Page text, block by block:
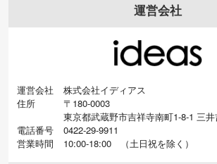
運営会社
運営会社
株式会社イディアス
住所
〒180-0003
東京都武蔵野市吉祥寺南町1-8-1 三
電話番号
0422-29-9911
営業時間
10:00-18:00 （土日祝を除く）